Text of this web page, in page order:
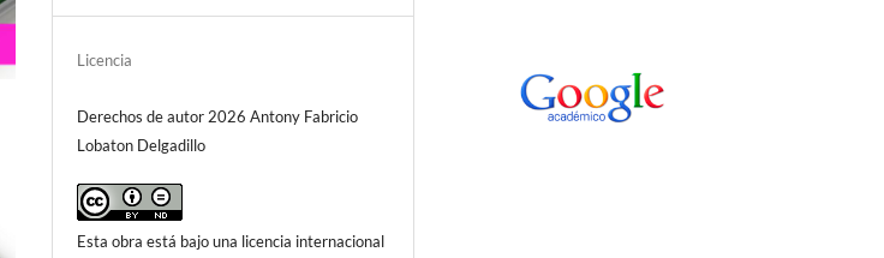
Licencia
Derechos de autor 2026 Antony Fabricio
Lobaton Delgadillo
Esta obra está bajo una licencia internacional